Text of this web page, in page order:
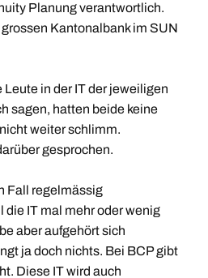
Planung verantwortlich.
Kantonalbank im SUN
in der IT der jeweiligen
sagen, hatten beide keine
weiter schlimm.
gesprochen.
Fall regelmässig
die IT mal mehr oder wenig
aber aufgehört sich
ja doch nichts. Bei BCP gibt
Diese IT wird auch